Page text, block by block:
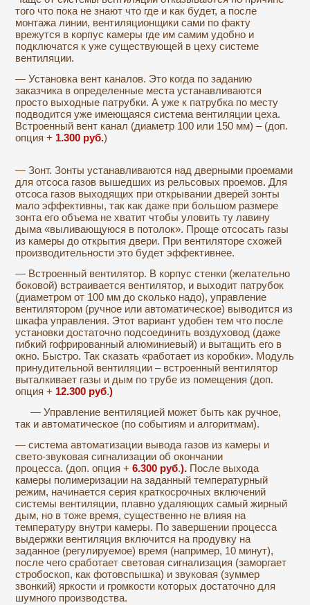
того что пока не знают что где и как будет, а после
монтажа линии, вентиляционщики сами по факту
врежутся в корпус камеры где им самим удобно и
подключатся к уже существующей в цеху системе
вентиляции.
— Установка вент каналов. Это когда по заданию
заказчика в определенные места устанавливаются
просто выходные патрубки. А уже к патрубка по месту
подводится уже имеющаяся система вентиляции цеха.
Встроенный вент канал (диаметр 100 или 150 мм) – (доп.
опция + 1.300 руб.)
— Зонт. Зонты устанавливаются над дверными проемами
для отсоса газов вышедших из рельсовых проемов. Для
отсоса газов выходящих при открывании дверей зонты
мало эффективны, так как даже при большом размере
зонта его объема не хватит чтобы уловить ту лавину
дыма «выливающуюся в потолок». Проще отсосать газы
из камеры до открытия двери. При вентиляторе схожей
производительности это будет эффективнее.
— Встроенный вентилятор. В корпус стенки (желательно
боковой) встраивается вентилятор, и выходит патрубок
(диаметром от 100 мм до сколько надо), управление
вентилятором (ручное или автоматическое) выводится из
шкафа управления. Этот вариант удобен тем что после
установки достаточно подсоединить воздуховод (даже
гибкий гофрированный алюминиевый) и вытащить его в
окно. Быстро. Так сказать «работает из коробки». Модуль
принудительной вентиляции – встроенный вентилятор
выталкивает газы и дым по трубе из помещения (доп.
опция + 12.300 руб.)
— Управление вентиляцией может быть как ручное,
так и автоматическое (по событиям и алгоритмам).
— система автоматизации вывода газов из камеры и
свето-звуковая сигнализации об окончании
процесса. (доп. опция +6.300 руб.). После выхода
камеры полимеризации на заданный температурный
режим, начинается серия краткосрочных включений
системы вентиляции, плавно удаляющих самый жирный
дым, но в тоже время, существенно не влияя на
температуру внутри камеры. По завершении процесса
выдержки вентиляция включится на продувку на
заданное (регулируемое) время (например, 10 минут),
после чего сработает световая сигнализация (заморгает
стробоскоп, как фотовспышка) и звуковая (зуммер
звонкий) яркости и громкости которых достаточно для
шумного производства.